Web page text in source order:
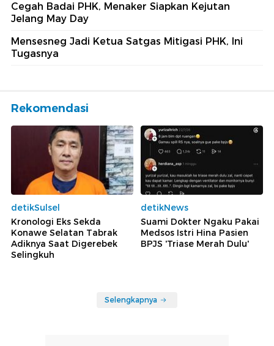
Cegah Badai PHK, Menaker Siapkan Kejutan
Jelang May Day
Mensesneg Jadi Ketua Satgas Mitigasi PHK, Ini
Tugasnya
Rekomendasi
detikSulsel
Kronologi Eks Sekda
Konawe Selatan Tabrak
Adiknya Saat Digerebek
Selingkuh
detikNews
Suami Dokter Ngaku Pakai
Medsos Istri Hina Pasien
BPJS 'Triase Merah Dulu'
Selengkapnya